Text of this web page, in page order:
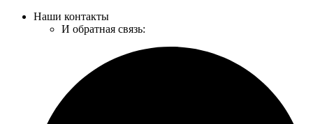
Наши контакты
И обратная связь: